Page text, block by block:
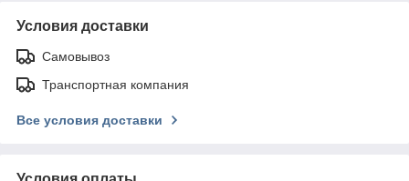
Условия доставки
Самовывоз
Транспортная компания
Все условия доставки